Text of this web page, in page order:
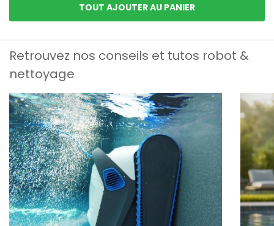
TOUT AJOUTER AU PANIER
Retrouvez nos conseils et tutos robot &
nettoyage